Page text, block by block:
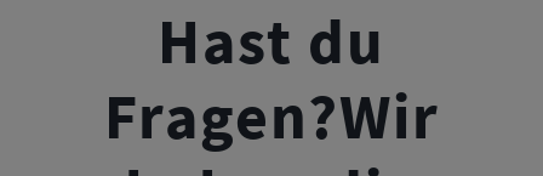
Hast du
Fragen?Wir